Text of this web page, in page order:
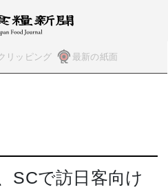
リッピング 最新の紙面
SCで訪日客向け